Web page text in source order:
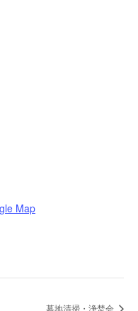
Map
墓地清掃・浄焚会